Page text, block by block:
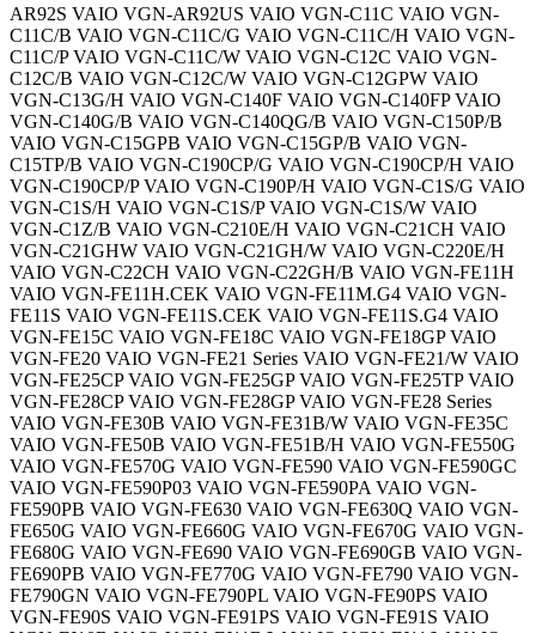
AR92S VAIO VGN-AR92US VAIO VGN-C11C VAIO VGN-
C11C/B VAIO VGN-C11C/G VAIO VGN-C11C/H VAIO VGN-
C11C/P VAIO VGN-C11C/W VAIO VGN-C12C VAIO VGN-
C12C/B VAIO VGN-C12C/W VAIO VGN-C12GPW VAIO
VGN-C13G/H VAIO VGN-C140F VAIO VGN-C140FP VAIO
VGN-C140G/B VAIO VGN-C140QG/B VAIO VGN-C150P/B
VAIO VGN-C15GPB VAIO VGN-C15GP/B VAIO VGN-
C15TP/B VAIO VGN-C190CP/G VAIO VGN-C190CP/H VAIO
VGN-C190CP/P VAIO VGN-C190P/H VAIO VGN-C1S/G VAIO
VGN-C1S/H VAIO VGN-C1S/P VAIO VGN-C1S/W VAIO
VGN-C1Z/B VAIO VGN-C210E/H VAIO VGN-C21CH VAIO
VGN-C21GHW VAIO VGN-C21GH/W VAIO VGN-C220E/H
VAIO VGN-C22CH VAIO VGN-C22GH/B VAIO VGN-FE11H
VAIO VGN-FE11H.CEK VAIO VGN-FE11M.G4 VAIO VGN-
FE11S VAIO VGN-FE11S.CEK VAIO VGN-FE11S.G4 VAIO
VGN-FE15C VAIO VGN-FE18C VAIO VGN-FE18GP VAIO
VGN-FE20 VAIO VGN-FE21 Series VAIO VGN-FE21/W VAIO
VGN-FE25CP VAIO VGN-FE25GP VAIO VGN-FE25TP VAIO
VGN-FE28CP VAIO VGN-FE28GP VAIO VGN-FE28 Series
VAIO VGN-FE30B VAIO VGN-FE31B/W VAIO VGN-FE35C
VAIO VGN-FE50B VAIO VGN-FE51B/H VAIO VGN-FE550G
VAIO VGN-FE570G VAIO VGN-FE590 VAIO VGN-FE590GC
VAIO VGN-FE590P03 VAIO VGN-FE590PA VAIO VGN-
FE590PB VAIO VGN-FE630 VAIO VGN-FE630Q VAIO VGN-
FE650G VAIO VGN-FE660G VAIO VGN-FE670G VAIO VGN-
FE680G VAIO VGN-FE690 VAIO VGN-FE690GB VAIO VGN-
FE690PB VAIO VGN-FE770G VAIO VGN-FE790 VAIO VGN-
FE790GN VAIO VGN-FE790PL VAIO VGN-FE90PS VAIO
VGN-FE90S VAIO VGN-FE91PS VAIO VGN-FE91S VAIO